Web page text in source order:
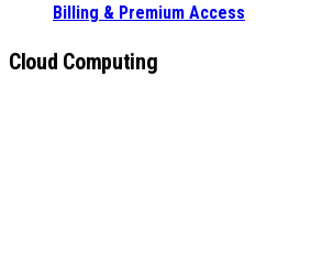
Billing & Premium Access
Cloud Computing